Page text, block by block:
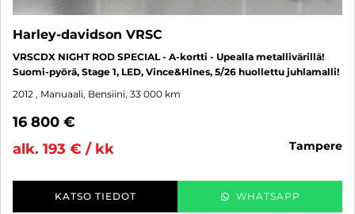
Harley-davidson VRSC
VRSCDX NIGHT ROD SPECIAL - A-kortti - Upealla metallivärillä!
Suomi-pyörä, Stage 1, LED, Vince&Hines, 5/26 huollettu juhlamalli!
2012 , Manuaali, Bensiini, 33 000 km
16 800 €
alk. 193 € / kk
tampere
KATSO TIEDOT WHATSAPP